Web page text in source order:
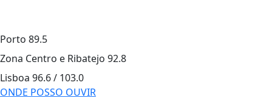
Porto 89.5
Zona Centro e Ribatejo 92.8
Lisboa 96.6 / 103.0
ONDE POSSO OUVIR